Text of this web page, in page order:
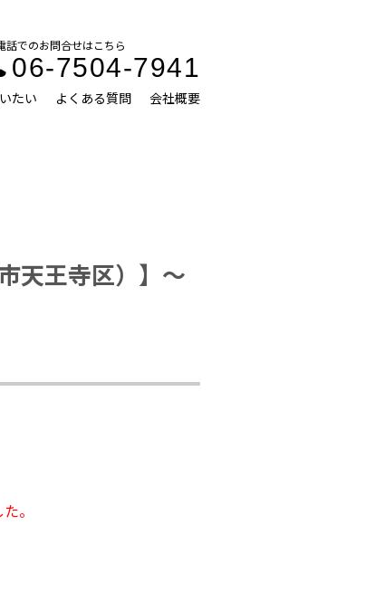
話でのお問合せはこちら
06-7504-7941
たい よくある質問 会社概要
天王寺区）】～
。